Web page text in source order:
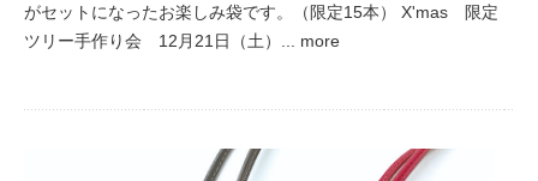
がセットになったお楽しみ袋です。（限定15本） X'mas 限定
ツリー手作り会 12月21日（土）... more